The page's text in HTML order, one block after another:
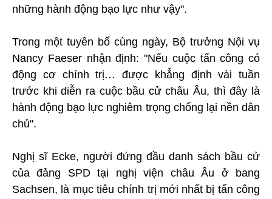
những hành động bạo lực như vậy".
Trong một tuyên bố cùng ngày, Bộ trưởng Nội vụ
Nancy Faeser nhận định: "Nếu cuộc tấn công có
động cơ chính trị… được khẳng định vài tuần
trước khi diễn ra cuộc bầu cử châu Âu, thì đây là
hành động bạo lực nghiêm trọng chống lại nền dân
chủ".
Nghị sĩ Ecke, người đứng đầu danh sách bầu cử
của đảng SPD tại nghị viện châu Âu ở bang
Sachsen, là mục tiêu chính trị mới nhất bị tấn công